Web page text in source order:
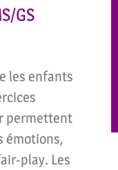
GS
les enfants
permettent
émotions,
play. Les